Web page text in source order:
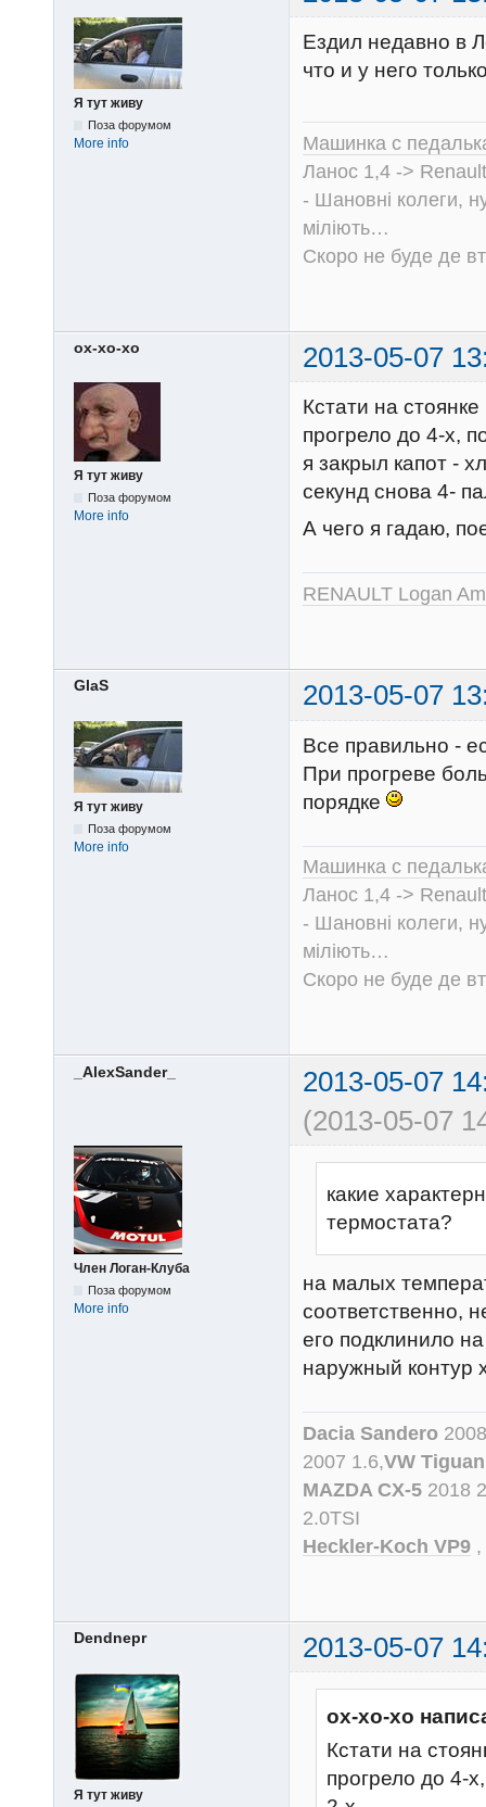
Я тут живу
Поза форумом
More info
Ездил недавно в
что и у него
Машинка с
Ланос 1,4 ->
- Шановні колеги,
міліють…
Скоро не буде де
ох-хо-хо 2013-05-07
Я тут живу
Поза форумом
More info
Кстати на
прогрело до 4-х,
я закрыл капот -
секунд снова 4-
А чего я гадаю,
RENAULT Logan
GlaS 2013-05-07
Я тут живу
Поза форумом
More info
Все правильно -
При прогреве
порядке
Машинка с
Ланос 1,4 ->
- Шановні колеги,
міліють…
Скоро не буде де
_AlexSander_
2013-05-07
(2013-05-07
Член Логан-Клуба
Поза форумом
More info
какие
термостата?
на малых
соответственно,
его подклинило
наружный контур
Dacia Sandero
2007 1.6,VW
MAZDA CX-5 2018
2.0TSI
Heckler-Koch VP9 ,
Dendnepr 2013-05-07
Я тут живу
ох-хо-хо
Кстати на
прогрело до 4-